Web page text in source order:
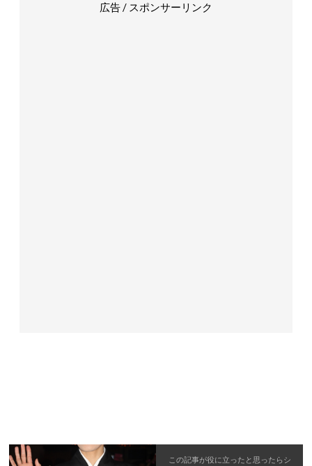
広告 / スポンサーリンク
この記事が役に立ったと思ったらシ